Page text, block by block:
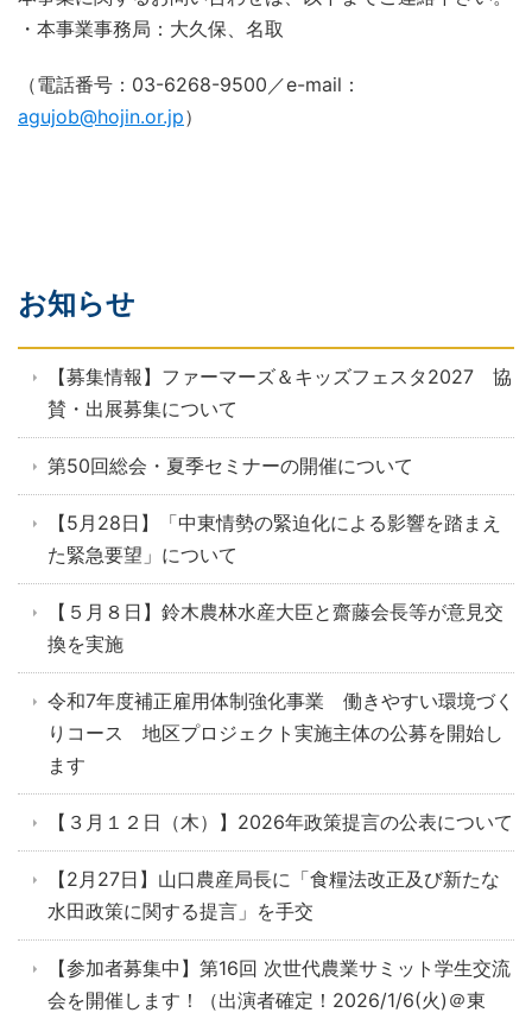
・本事業事務局：大久保、名取
（電話番号：03-6268-9500／e-mail：
agujob@hojin.or.jp）
お知らせ
【募集情報】ファーマーズ＆キッズフェスタ2027 協
賛・出展募集について
第50回総会・夏季セミナーの開催について
【5月28日】「中東情勢の緊迫化による影響を踏まえ
た緊急要望」について
【５月８日】鈴木農林水産大臣と齋藤会長等が意見交
換を実施
令和7年度補正雇用体制強化事業 働きやすい環境づく
りコース 地区プロジェクト実施主体の公募を開始し
ます
【３月１２日（木）】2026年政策提言の公表について
【2月27日】山口農産局長に「食糧法改正及び新たな
水田政策に関する提言」を手交
【参加者募集中】第16回 次世代農業サミット学生交流
会を開催します！（出演者確定！2026/1/6(火)＠東